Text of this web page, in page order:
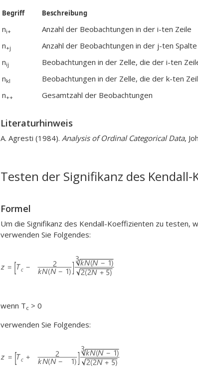
Begriff Beschreibung
ni+ Anzahl der Beobachtungen in der i-ten Zeile
n+j Anzahl der Beobachtungen in der j-ten Spalte
nij Beobachtungen in der Zelle, die der i-ten
nkl Beobachtungen in der Zelle, die der k-ten
n++ Gesamtzahl der Beobachtungen
Literaturhinweis
A. Agresti (1984). Analysis of Ordinal Categorical Data,
Testen der Signifikanz des
Formel
Um die Signifikanz des Kendall-Koeffizienten zu testen,
verwenden Sie Folgendes:
wenn Tc > 0
verwenden Sie Folgendes: